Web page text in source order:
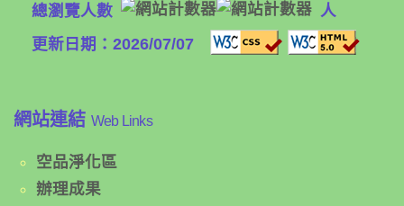
總瀏覽人數
人
更新日期：2026/07/07
網站連結 Web Links
空品淨化區
辦理成果